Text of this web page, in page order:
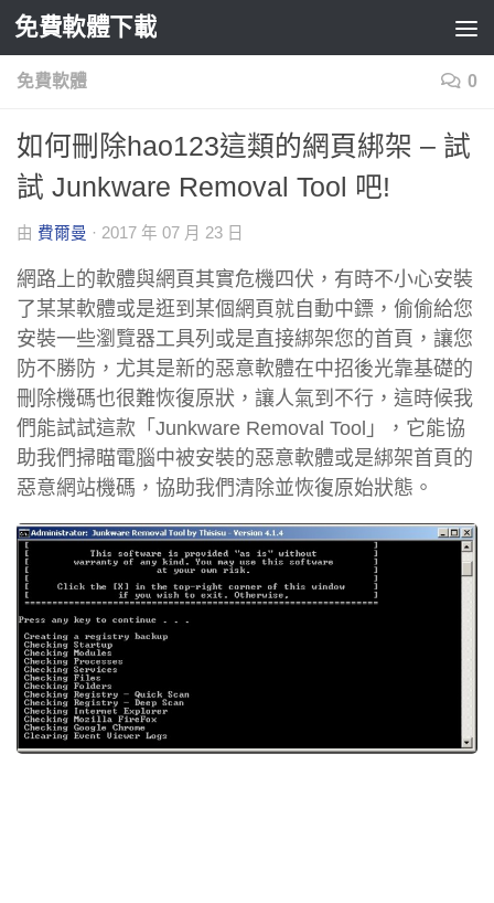
Skip to content
免費軟體下載
免費軟體 0
如何刪除hao123這類的網頁綁架 – 試
試 Junkware Removal Tool 吧!
由 費爾曼 · 2017 年 07 月 23 日
網路上的軟體與網頁其實危機四伏，有時不小心安裝
了某某軟體或是逛到某個網頁就自動中鏢，偷偷給您
安裝一些瀏覽器工具列或是直接綁架您的首頁，讓您
防不勝防，尤其是新的惡意軟體在中招後光靠基礎的
刪除機碼也很難恢復原狀，讓人氣到不行，這時候我
們能試試這款「Junkware Removal Tool」，它能協
助我們掃瞄電腦中被安裝的惡意軟體或是綁架首頁的
惡意網站機碼，協助我們清除並恢復原始狀態。